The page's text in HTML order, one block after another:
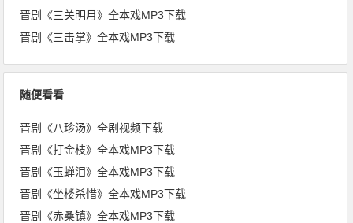
晋剧《三关明月》全本戏MP3下载
晋剧《三击掌》全本戏MP3下载
随便看看
晋剧《八珍汤》全剧视频下载
晋剧《打金枝》全本戏MP3下载
晋剧《玉蝉泪》全本戏MP3下载
晋剧《坐楼杀惜》全本戏MP3下载
晋剧《赤桑镇》全本戏MP3下载